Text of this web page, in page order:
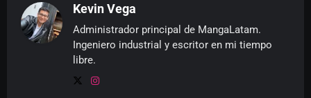
Kevin Vega
Administrador principal de MangaLatam.
Ingeniero industrial y escritor en mi tiempo
libre.